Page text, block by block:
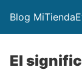
Blog
El